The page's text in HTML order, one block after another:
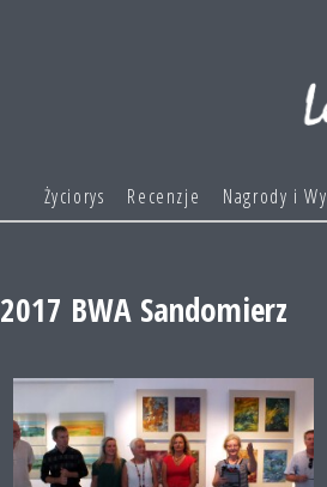
Życiorys Recenzje Nagrody i
2017 BWA Sandomierz